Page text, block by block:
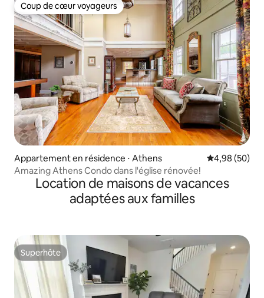
Coup de cœur voyageurs
Coup de cœur voyageurs
Appartement en résidence ⋅ Athens Évaluation
4,98 (50)
Amazing Athens Condo dans l'église rénovée!
Location de maisons de vacances
adaptées aux familles
Superhôte
Superhôte